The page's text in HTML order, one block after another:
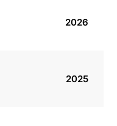
2026
2025